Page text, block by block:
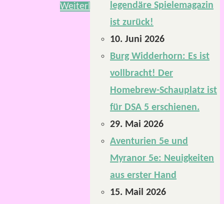
Weiterlesen legendäre Spielemagazin
ist zurück!
10. Juni 2026
Burg Widderhorn: Es ist
vollbracht! Der
Homebrew-Schauplatz ist
für DSA 5 erschienen.
29. Mai 2026
Aventurien 5e und
Myranor 5e: Neuigkeiten
aus erster Hand
15. Mail 2026